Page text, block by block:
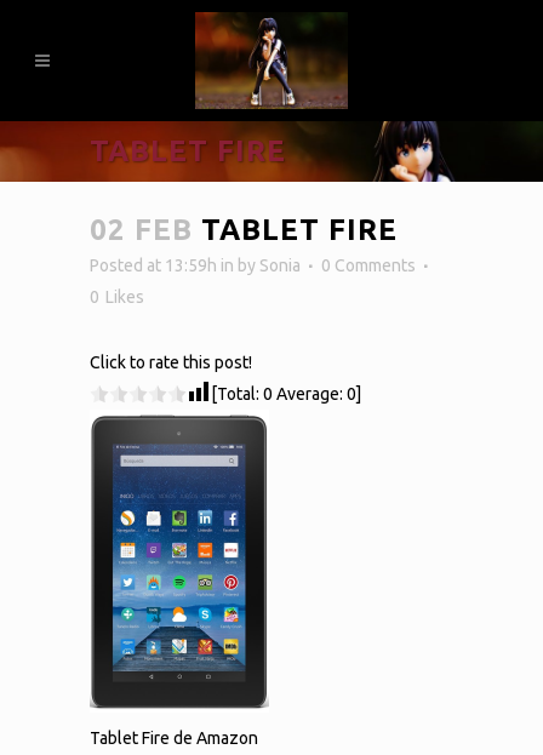
TABLET FIRE
02 FEB TABLET FIRE
Posted at 13:59h in by Sonia
0 Comments
0 Likes
Click to rate this post!
[Total: 0 Average: 0]
Tablet Fire de Amazon